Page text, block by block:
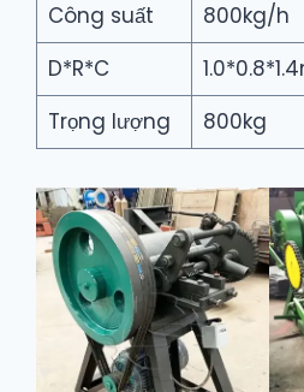
Công suất 800kg/h
D*R*C
Trọng lượng
800kg